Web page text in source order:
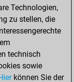
Technologien,
zu stellen, die
technisch
sowie
können Sie der